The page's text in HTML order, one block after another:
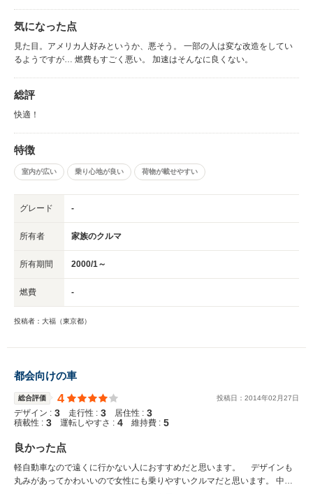
気になった点
見た目。アメリカ人好みというか、悪そう。 一部の人は変な改造をしてい
るようですが… 燃費もすごく悪い。 加速はそんなに良くない。
総評
快適！
特徴
室内が広い 乗り心地が良い 荷物が載せやすい
グレード -
所有者 家族のクルマ
所有期間 2000/1～
燃費 -
投稿者：大福（東京都）
都会向けの車
総合評価 4 投稿日： 2014年02 月27日
デザイン : 3 走行性 : 3 居住性 : 3
積載性 : 3 運転しやすさ : 4 維持費 : 5
良かった点
軽自動車なので遠くに行かない人におすすめだと思います。 デザインも
丸みがあってかわいいので女性にも乗りやすいクルマだと思います。 中古